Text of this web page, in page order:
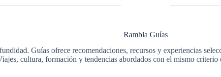
Rambla Guías
Guías ofrece recomendaciones, recursos y experiencias
cultura, formación y tendencias abordados con el mismo